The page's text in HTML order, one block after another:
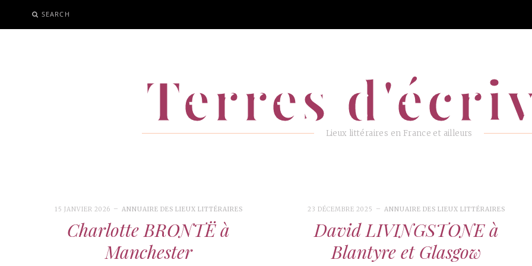
AU
SEARCH
TerresLieux littéraires en France et ailleurs
15 JANVIER 2026 ANNUAIRE DES LIEUX LITTÉRAIRES
Charlotte BRONTË à
Manchester
23 DÉCEMBRE 2025 ANNUAIRE DES LIEUX LITTÉRAIRES
David LIVINGSTONE à
Blantyre et Glasgow